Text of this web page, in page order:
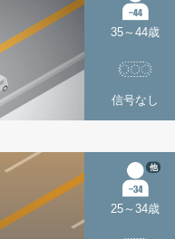
35～44歳
信号なし
25～34歳
他